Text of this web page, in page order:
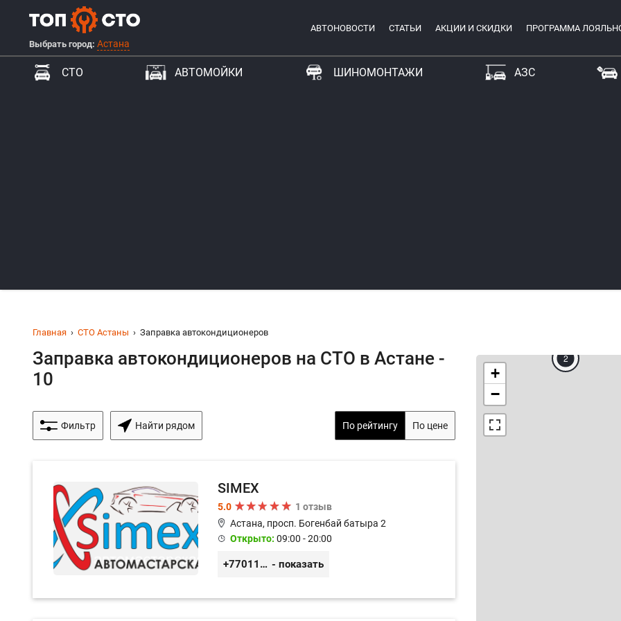
Выбрать город: Астана
АВТОНОВОСТИ СТАТЬИ АКЦИИ И СКИДКИ ПРОГРАММА
СТО АВТОМОЙКИ ШИНОМОНТАЖИ АЗС
Главная СТО Астаны Заправка автокондиционеров
Заправка автокондиционеров на СТО в Астане -
10
Фильтр Найти рядом По рейтингу По цене
SIMEX
5.0
1 отзыв
Астана, просп. Богенбай батыра 2
Открыто: 09:00 - 20:00
+77011248780 - показать
2
+
−